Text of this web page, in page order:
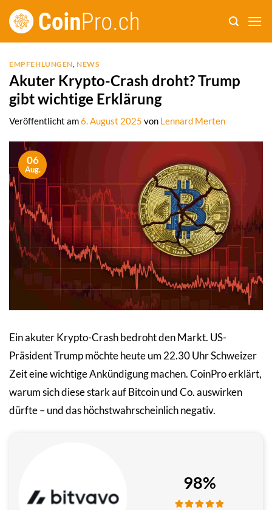
Zum
Inhalt
EMPFEHLUNGEN,NEWS
Akuter Krypto-Crash droht? Trump
gibt wichtige Erklärung
Veröffentlicht am6. August 2025 von Lennard Merten
06
Aug.
Ein akuter Krypto-Crash bedroht den Markt. US-
Präsident Trump möchte heute um 22.30 Uhr Schweizer
Zeit eine wichtige Ankündigung machen. CoinPro erklärt,
warum sich diese stark auf Bitcoin und Co. auswirken
dürfte – und das höchstwahrscheinlich negativ.
98%